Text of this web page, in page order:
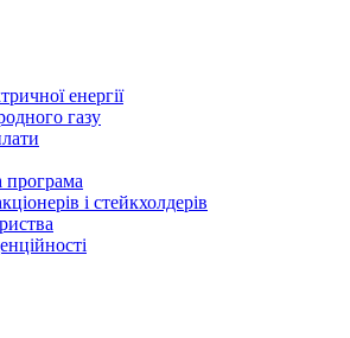
енергії
газу
програма
і стейкхолдерів